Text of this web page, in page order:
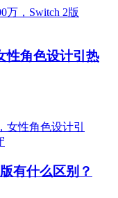
性角色设计引热
有什么区别？